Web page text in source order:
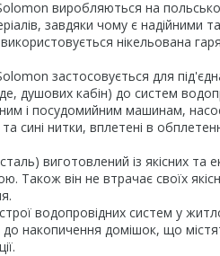
виробляються на
завдяки чому є надійними
нікельована
застосовується для
душових кабін) до систем
і посудомийним машинам,
сині нитки, вплетені в
виготовлений із якісних та
Також він не втрачає своїх
водопровідних систем у
накопичення домішок, що